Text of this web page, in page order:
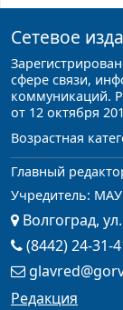
Сетевое
сфере связи,
коммуникаций.
от 12 октября
Возрастная
Главный
Учредитель:
Волгоград,
(8442) 24-31-
Редакция